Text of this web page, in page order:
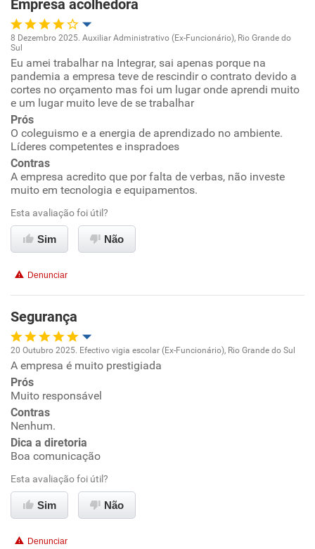
Recomenda esta empresa
Empresa acolhedora
Ambiente de trabalho
Conciliação com a vida familiar
Benefícios
Recomenda esta empresa
Recomenda a diretoria
8 Dezembro 2025. Auxiliar Administrativo (Ex-Funcionário), Rio Grande do
Sul
Eu amei trabalhar na Integrar, sai apenas porque na
pandemia a empresa teve de rescindir o contrato devido a
cortes no orçamento mas foi um lugar onde aprendi muito
e um lugar muito leve de se trabalhar
Prós
O coleguismo e a energia de aprendizado no ambiente.
Líderes competentes e inspradoes
Contras
A empresa acredito que por falta de verbas, não investe
muito em tecnologia e equipamentos.
Esta avaliação foi útil?
Sim Não
Denunciar
Segurança
Oportunidade de promoção
Ambiente de trabalho
Conciliação com a vida familiar
Recomenda esta empresa
20 Outubro 2025. Efectivo vigia escolar (Ex-Funcionário), Rio Grande do Sul
A empresa é muito prestigiada
Prós
Muito responsável
Contras
Nenhum.
Dica a diretoria
Boa comunicação
Esta avaliação foi útil?
Sim Não
Denunciar